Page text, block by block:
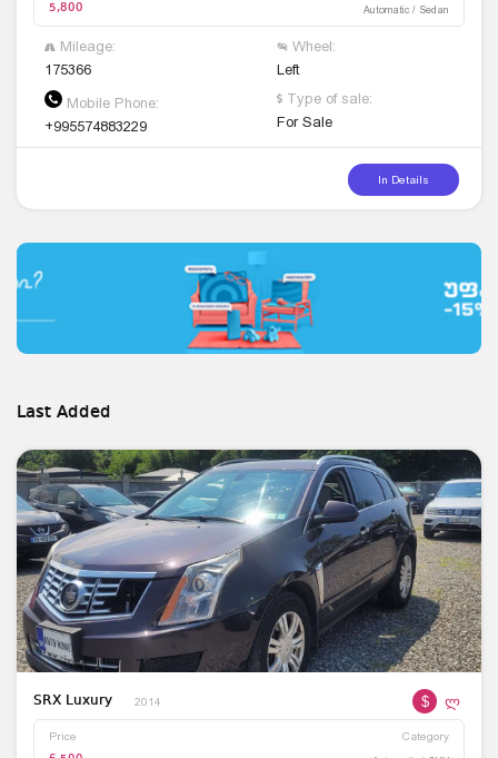
5,800 Automatic / Sedan
Mileage:
175366
Wheel:
Left
Mobile Phone:
+995574883229
Type of sale:
For Sale
In Details
Last Added
SRX Luxury 2014 $ ლ
Price Category